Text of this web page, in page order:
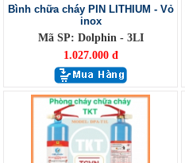
Bình chữa cháy PIN LITHIUM - Vỏ
inox
Mã SP: Dolphin - 3LI
1.027.000 đ